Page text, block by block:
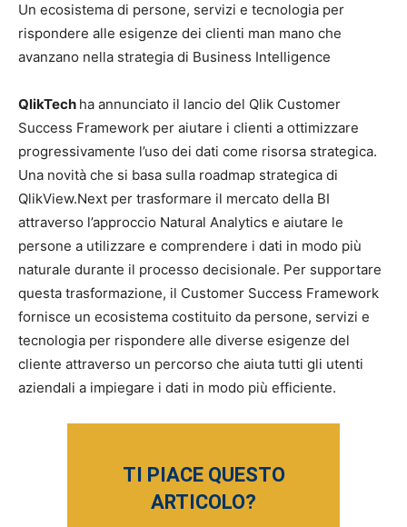
Un ecosistema di persone, servizi e tecnologia per
rispondere alle esigenze dei clienti man mano che
avanzano nella strategia di Business Intelligence
QlikTech ha annunciato il lancio del Qlik Customer
Success Framework per aiutare i clienti a ottimizzare
progressivamente l’uso dei dati come risorsa strategica.
Una novità che si basa sulla roadmap strategica di
QlikView.Next per trasformare il mercato della BI
attraverso l’approccio Natural Analytics e aiutare le
persone a utilizzare e comprendere i dati in modo più
naturale durante il processo decisionale. Per supportare
questa trasformazione, il Customer Success Framework
fornisce un ecosistema costituito da persone, servizi e
tecnologia per rispondere alle diverse esigenze del
cliente attraverso un percorso che aiuta tutti gli utenti
aziendali a impiegare i dati in modo più efficiente.
TI PIACE QUESTO
ARTICOLO?